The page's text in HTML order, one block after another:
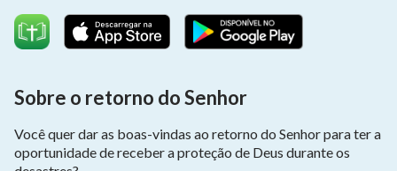
Sobre o retorno do Senhor
Você quer dar as boas-vindas ao retorno do Senhor para ter a
oportunidade de receber a proteção de Deus durante os